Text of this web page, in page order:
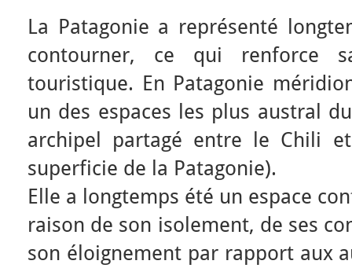
La Patagonie a représenté
contourner, ce qui renforce
touristique. En Patagonie
un des espaces les plus austral
archipel partagé entre le Chili
superficie de la Patagonie).
Elle a longtemps été un espace
raison de son isolement, de ses
son éloignement par rapport aux